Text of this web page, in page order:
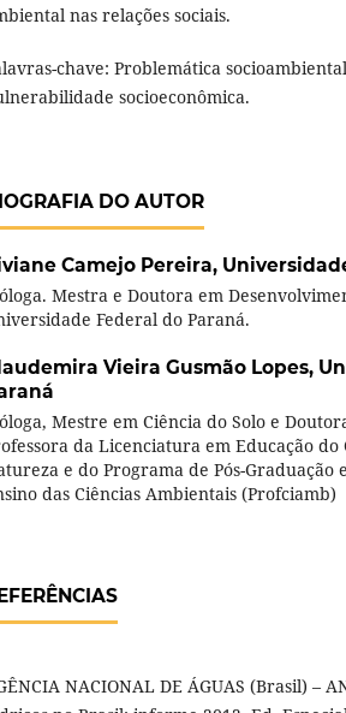
nas relações sociais.
chave: Problemática
socioeconômica.
DO AUTOR
Camejo Pereira,
Mestra e Doutora em
Federal do Paraná.
Vieira Gusmão Lopes,
Mestre em Ciência do Solo e
da Licenciatura em Educação do
e do Programa de Pós-Graduação
das Ciências Ambientais (Profciamb)
NACIONAL DE ÁGUAS (Brasil) –